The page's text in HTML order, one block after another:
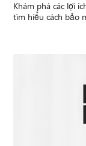
Khám phá các lợi
tìm hiểu cách bảo